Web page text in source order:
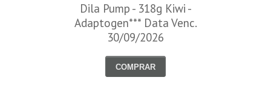
Dila Pump - 318g Kiwi -
Adaptogen*** Data Venc.
30/09/2026
COMPRAR